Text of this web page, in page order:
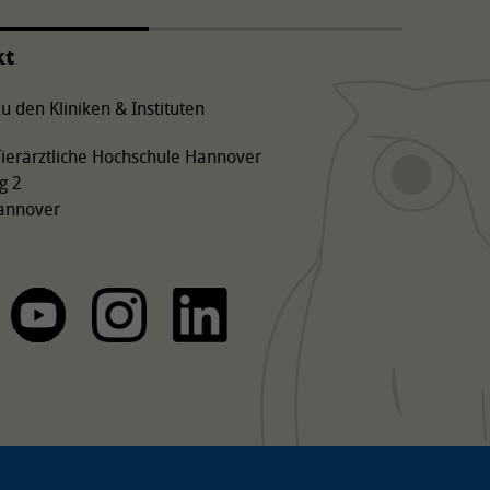
den Kliniken & Instituten
Hochschule Hannover
2